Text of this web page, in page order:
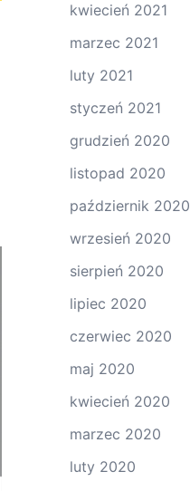
kwiecień 2021
marzec 2021
luty 2021
styczeń 2021
grudzień 2020
listopad 2020
październik 2020
wrzesień 2020
sierpień 2020
lipiec 2020
czerwiec 2020
maj 2020
kwiecień 2020
marzec 2020
luty 2020